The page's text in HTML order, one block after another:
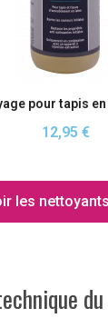
Aperçu rapide
12,95 €
les